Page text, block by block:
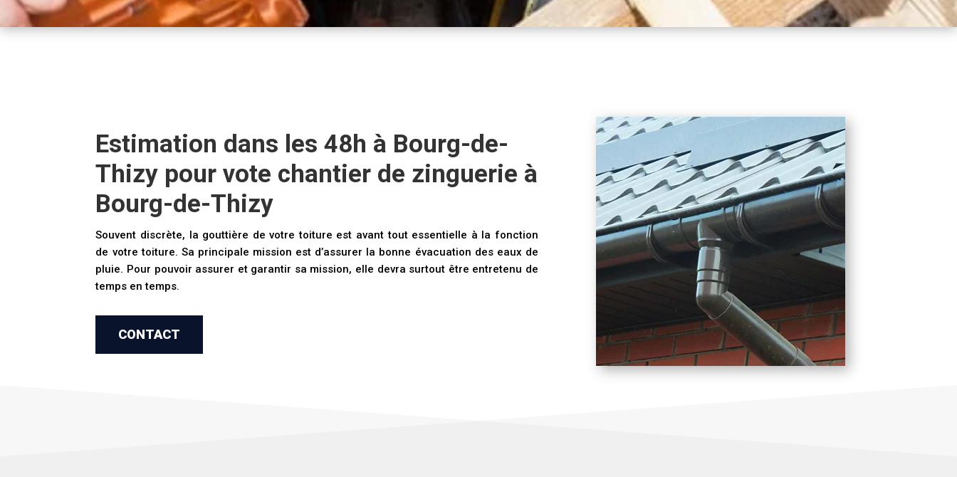
Estimation dans les 48h à Bourg-de-
Thizy pour vote chantier de zinguerie à
Bourg-de-Thizy
Souvent discrète, la gouttière de votre toiture est avant tout essentielle à la fonction
de votre toiture. Sa principale mission est d’assurer la bonne évacuation des eaux de
pluie. Pour pouvoir assurer et garantir sa mission, elle devra surtout être entretenu de
temps en temps.
CONTACT